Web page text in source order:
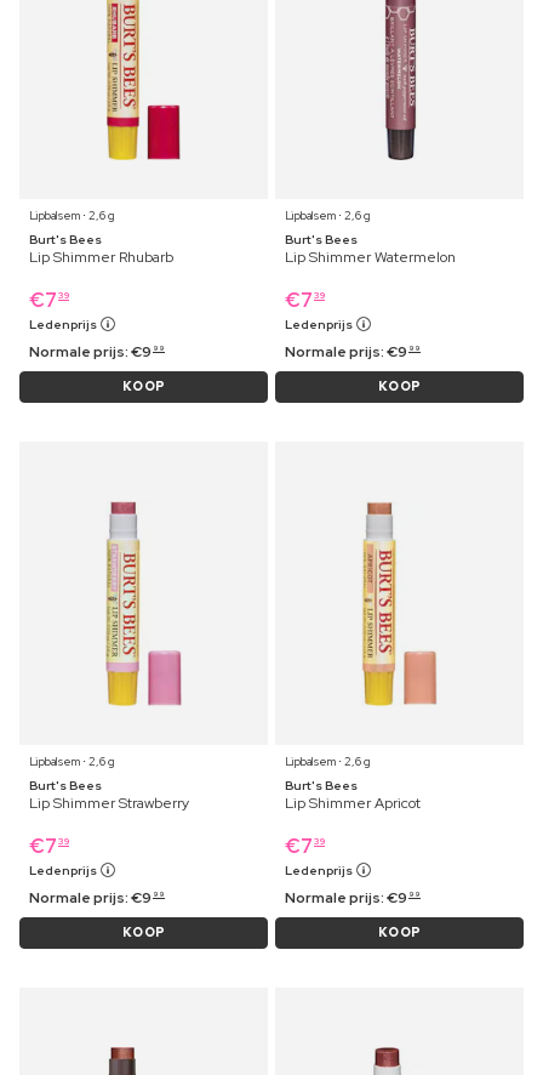
Lipbalsem ⋅ 2,6 g
Burt's Bees
Lip Shimmer Rhubarb
€7 39
Ledenprijs
Normale prijs:€9 99
KOOP
Lipbalsem ⋅ 2,6 g
Burt's Bees
Lip Shimmer Watermelon
€7 39
Ledenprijs
Normale prijs:€9 99
KOOP
Lipbalsem ⋅ 2,6 g
Burt's Bees
Lip Shimmer Strawberry
€7 39
Ledenprijs
Normale prijs:€9 99
KOOP
Lipbalsem ⋅ 2,6 g
Burt's Bees
Lip Shimmer Apricot
€7 39
Ledenprijs
Normale prijs:€9 99
KOOP